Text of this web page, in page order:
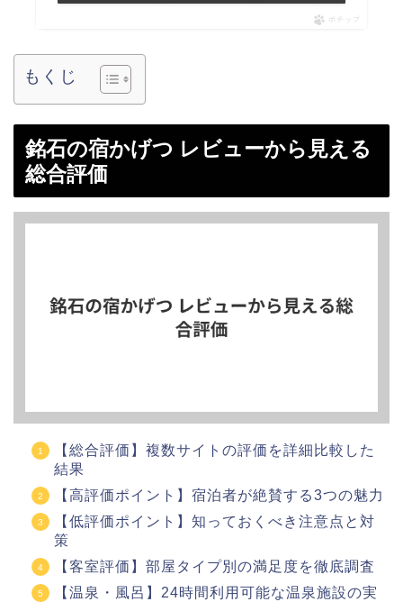
ポチップ
もくじ
銘石の宿かげつ レビューから見える
総合評価
【総合評価】複数サイトの評価を詳細比較した
結果
【高評価ポイント】宿泊者が絶賛する3つの魅力
【低評価ポイント】知っておくべき注意点と対
策
【客室評価】部屋タイプ別の満足度を徹底調査
【温泉・風呂】24時間利用可能な温泉施設の実